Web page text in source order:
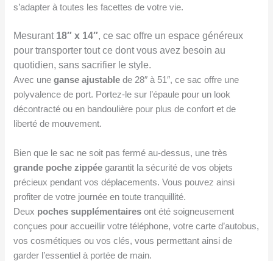
s’adapter à toutes les facettes de votre vie.
Mesurant 18″ x 14″, ce sac offre un espace généreux
pour transporter tout ce dont vous avez besoin au
quotidien, sans sacrifier le style.
Avec uneganse ajustable de 28″ à 51″, ce sac offre une
polyvalence de port. Portez-le sur l’épaule pour un look
décontracté ou en bandoulière pour plus de confort et de
liberté de mouvement.
Bien que le sac ne soit pas fermé au-dessus, une très
grande poche zippée garantit la sécurité de vos objets
précieux pendant vos déplacements. Vous pouvez ainsi
profiter de votre journée en toute tranquillité.
Deux poches supplémentaires ont été soigneusement
conçues pour accueillir votre téléphone, votre carte d’autobus,
vos cosmétiques ou vos clés, vous permettant ainsi de
garder l’essentiel à portée de main.